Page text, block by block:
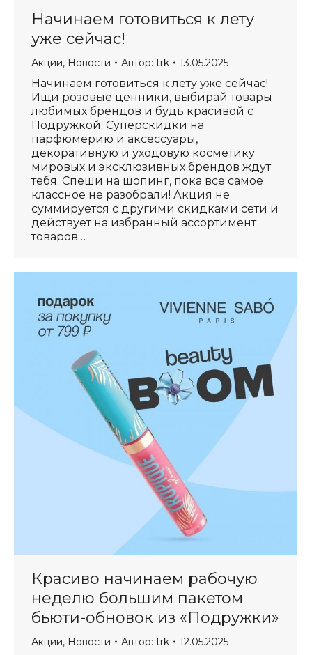
Начинаем готовиться к лету
уже сейчас!
Акции, Новости Автор: trk 13.05.2025
Начинаем готовиться к лету уже сейчас!
Ищи розовые ценники, выбирай товары
любимых брендов и будь красивой с
Подружкой. Суперскидки на
парфюмерию и аксессуары,
декоративную и уходовую косметику
мировых и эксклюзивных брендов ждут
тебя. Спеши на шопинг, пока все самое
классное не разобрали! Акция не
суммируется с другими скидками сети и
действует на избранный ассортимент
товаров…
Красиво начинаем рабочую
неделю большим пакетом
бьюти-обновок из «Подружки»
Акции, Новости Автор: trk 12.05.2025